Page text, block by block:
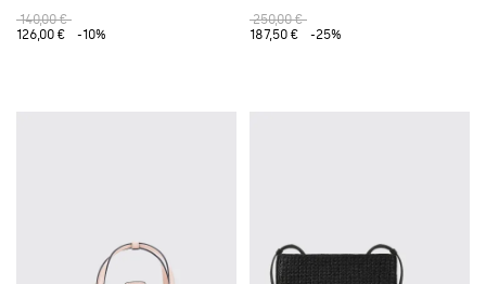
140,00 €
126,00 €
-10%
250,00 €
187,50 €
-25%